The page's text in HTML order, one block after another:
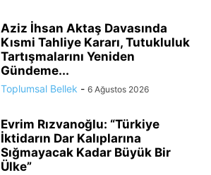
Aziz İhsan Aktaş Davasında
Kısmi Tahliye Kararı, Tutukluluk
Tartışmalarını Yeniden
Gündeme...
Toplumsal Bellek - 6 Ağustos 2026
Evrim Rızvanoğlu: “Türkiye
İktidarın Dar Kalıplarına
Sığmayacak Kadar Büyük Bir
Ülke”